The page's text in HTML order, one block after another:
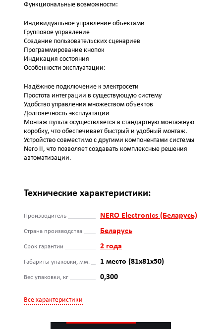
Функциональные возможности:
Индивидуальное управление объектами
Групповое управление
Создание пользовательских сценариев
Программирование кнопок
Индикация состояния
Особенности эксплуатации:
Надёжное подключение к электросети
Простота интеграции в существующую систему
Удобство управления множеством объектов
Долговечность эксплуатации
Монтаж пульта осуществляется в стандартную монтажную
коробку, что обеспечивает быстрый и удобный монтаж.
Устройство совместимо с другими компонентами системы
Nero II, что позволяет создавать комплексные решения
автоматизации.
Технические характеристики:
Производитель NERO Electronics (Беларусь)
Страна производства Беларусь
Срок гарантии 2 года
Габариты упаковки, мм. 1 место (81x81x50)
Вес упаковки, кг 0,300
Все характеристики